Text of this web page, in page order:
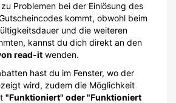
Problemen bei der Einlösung des
kommt, obwohl beim
und die weiteren
kannst du dich direkt an den
read-it wenden.
hast du im Fenster, wo der
wird, zudem die Möglichkeit
"Funktioniert" oder "Funktioniert